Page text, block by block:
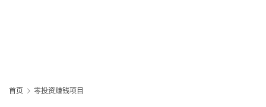
首页 零投资赚钱项目